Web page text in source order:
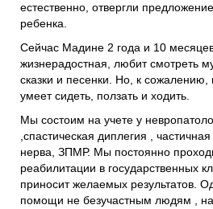
естественно, отвергли
ребенка.
Сейчас Мадине 2 года и 10
жизнерадостная, любит смотреть
сказки и песенки. Но, к сожалению,
умеет сидеть, ползать и ходить.
Мы состоим на учете у
,спастическая диплегия ,
нерва, ЗПМР. Мы постоянно
реабилитации в государственных
приносит желаемых результатов.
помощи не безучастным людям ,